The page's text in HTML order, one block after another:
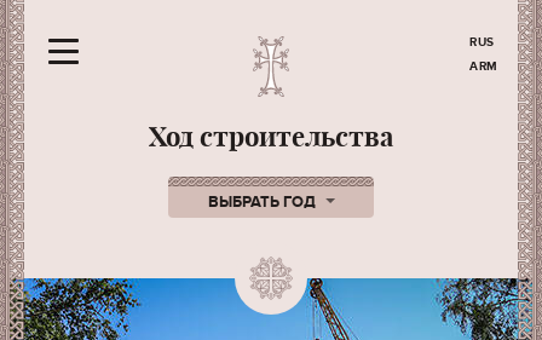
RUS
ARM
Ход строительства
ВЫБРАТЬ ГОД